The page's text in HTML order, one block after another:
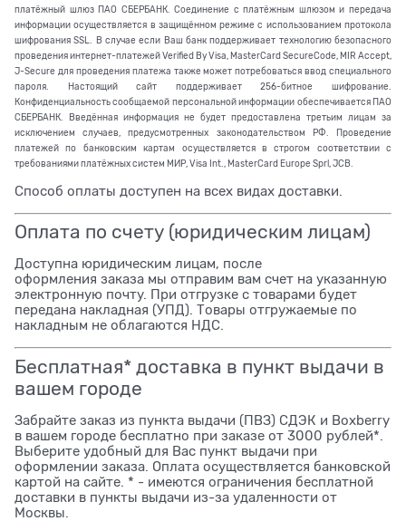
платёжный шлюз ПАО СБЕРБАНК. Соединение с платёжным шлюзом и передача
информации осуществляется в защищённом режиме с использованием протокола
шифрования SSL. В случае если Ваш банк поддерживает технологию безопасного
проведения интернет-платежей Verified By Visa, MasterCard SecureCode, MIR Accept,
J-Secure для проведения платежа также может потребоваться ввод специального
пароля. Настоящий сайт поддерживает 256-битное шифрование.
Конфиденциальность сообщаемой персональной информации обеспечивается ПАО
СБЕРБАНК. Введённая информация не будет предоставлена третьим лицам за
исключением случаев, предусмотренных законодательством РФ. Проведение
платежей по банковским картам осуществляется в строгом соответствии с
требованиями платёжных систем МИР, Visa Int., MasterCard Europe Sprl, JCB.
Способ оплаты доступен на всех видах доставки.
Оплата по счету (юридическим лицам)
Доступна юридическим лицам, после
оформления заказа мы отправим вам счет на указанную
электронную почту. При отгрузке с товарами будет
передана накладная (УПД). Товары отгружаемые по
накладным не облагаются НДС.
Бесплатная* доставка в пункт выдачи в
вашем городе
Забрайте заказ из пункта выдачи (ПВЗ) СДЭК и Boxberry
в вашем городе бесплатно при заказе от 3000 рублей*.
Выберите удобный для Вас пункт выдачи при
оформлении заказа. Оплата осуществляется банковской
картой на сайте. * - имеются ограничения бесплатной
доставки в пункты выдачи из-за удаленности от
Москвы.